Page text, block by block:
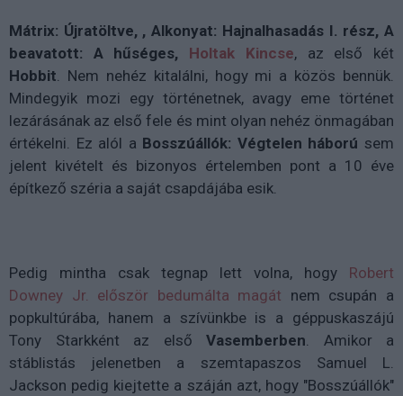
Mátrix: Újratöltve, , Alkonyat: Hajnalhasadás I. rész, A
beavatott: A hűséges, Holtak Kincse, az első két
Hobbit. Nem nehéz kitalálni, hogy mi a közös bennük.
Mindegyik mozi egy történetnek, avagy eme történet
lezárásának az első fele és mint olyan nehéz önmagában
értékelni. Ez alól a Bosszúállók: Végtelen háború sem
jelent kivételt és bizonyos értelemben pont a 10 éve
építkező széria a saját csapdájába esik.
Pedig mintha csak tegnap lett volna, hogy Robert
Downey Jr. először bedumálta magát nem csupán a
popkultúrába, hanem a szívünkbe is a géppuskaszájú
Tony Starkként az első Vasemberben. Amikor a
stáblistás jelenetben a szemtapaszos Samuel L.
Jackson pedig kiejtette a száján azt, hogy "Bosszúállók"